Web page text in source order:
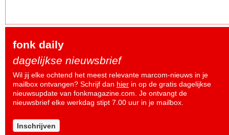
fonk daily
dagelijkse nieuwsbrief
Wil jij elke ochtend het meest relevante marcom-nieuws in je
mailbox ontvangen? Schrijf dan hier in op de gratis dagelijkse
nieuwsupdate van fonkmagazine.com. Je ontvangt de
nieuwsbrief elke werkdag stipt 7.00 uur in je mailbox.
Inschrijven